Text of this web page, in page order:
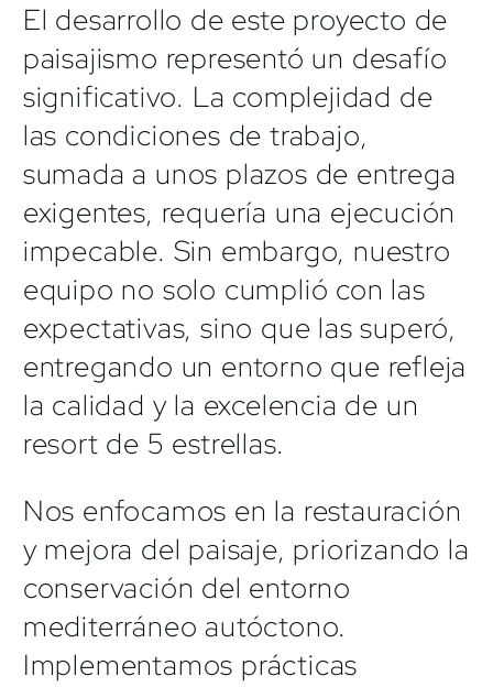
El desarrollo de este proyecto de
paisajismo representó un desafío
significativo. La complejidad de
las condiciones de trabajo,
sumada a unos plazos de entrega
exigentes, requería una ejecución
impecable. Sin embargo, nuestro
equipo no solo cumplió con las
expectativas, sino que las superó,
entregando un entorno que refleja
la calidad y la excelencia de un
resort de 5 estrellas.
Nos enfocamos en la restauración
y mejora del paisaje, priorizando la
conservación del entorno
mediterráneo autóctono.
Implementamos prácticas